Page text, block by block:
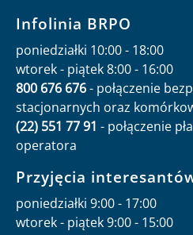
Infolinia BRPO
poniedziałki 10:00 - 18:00
wtorek - piątek 8:00 - 16:00
800 676 676- połączenie
stacjonarnych oraz
(22) 551 77 91 - połączenie
operatora
Przyjęcia
poniedziałki 9:00 - 17:00
wtorek - piątek 9:00 - 15:00